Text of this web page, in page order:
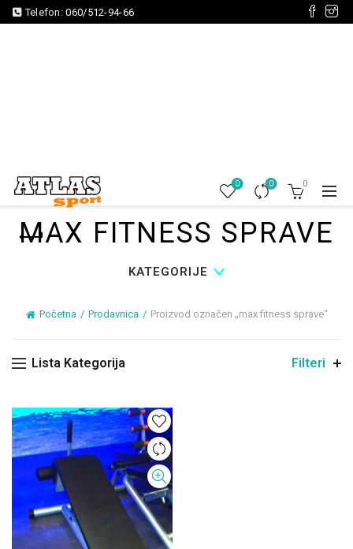
Telefon:060/512-94-66
0 0 0
MAX FITNESS SPRAVE
KATEGORIJE
Početna Prodavnica Proizvod označen „max fitness sprave“
Lista Kategorija Filteri